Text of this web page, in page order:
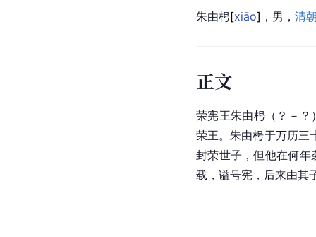
朱由枵[xiāo] ，男， 清
正文
荣宪王朱由枵（？－？
荣王。朱由枵于万历三
封荣世子，但他在何年
载， 谥号宪，后来由其